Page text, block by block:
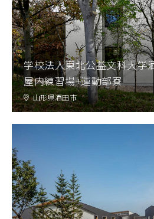
学校法人東北公益文科大
屋内練習場+運動部寮
山形県酒田市